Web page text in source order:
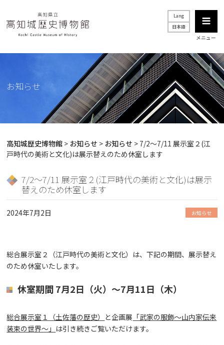
Lang
日本語
メニュー
お知らせ
高知城歴史博物館 > お知らせ > お知らせ > 7/2～7/11 展示室２(江
戸時代の美術と文化)は展示替えのため休室します
7/2～7/11 展示室２(江戸時代の美術と文化)は展示
替えのため休室します
2024年7月2日 お知らせ
総合展示室２ （江戸時代の美術と文化） は、下記の期間、展示替え
のため休室いたします。
休室期間 7月2日（火）～7月11日（木）
総合展示室１（土佐藩の歴史） と企画展 「武家の服飾～山内家伝来
装束の世界～」 は引き続きご覧いただけます。